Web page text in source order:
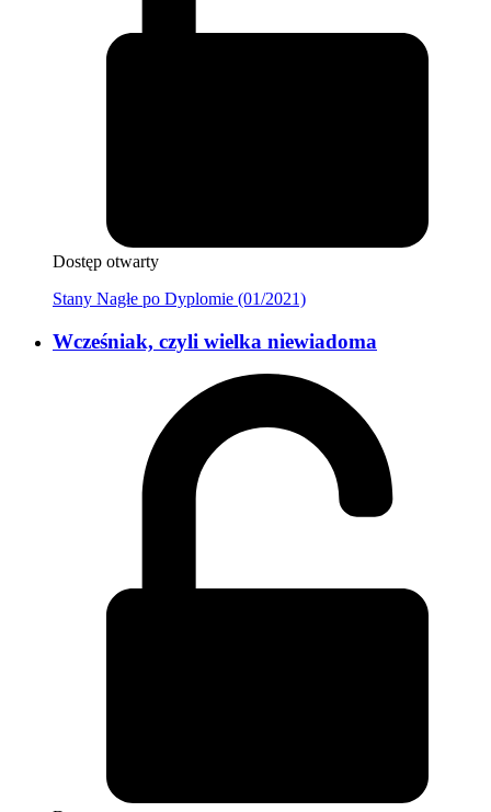
Dostęp otwarty
Stany Nagłe po Dyplomie (01/2021)
Wcześniak, czyli wielka niewiadoma